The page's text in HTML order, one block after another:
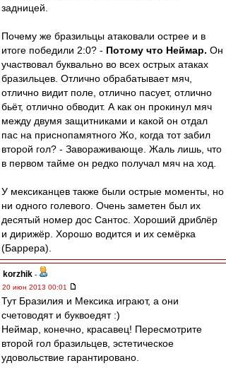
задницей.
Почему же бразильцы атаковали острее и в
итоге победили 2:0? - Потому что Неймар. Он
участвовал буквально во всех острых атаках
бразильцев. Отлично обрабатывает мяч,
отлично видит поле, отлично пасует, отлично
бьёт, отлично обводит. А как он прокинул мяч
между двумя защитниками и какой он отдал
пас на приснопамятного Жо, когда тот забил
второй гол? - Завораживающе. Жаль лишь, что
в первом тайме он редко получал мяч на ход.
У мексиканцев также были острые моменты, но
ни одного голевого. Очень заметен был их
десятый номер дос Сантос. Хороший дриблёр
и дирижёр. Хорошо водится и их семёрка
(Баррера).
korzhik -
20 июн 2013 00:01
Тут Бразилия и Мексика играют, а они
счетоводят и буквоедят :)
Неймар, конечно, красавец! Пересмотрите
второй гол бразильцев, эстетическое
удовольствие гарантировано.